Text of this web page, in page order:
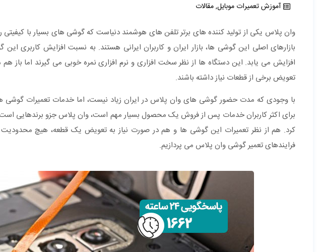
آموزش تعمیرات موبایل,مقالات
وان پلاس یکی از تولید کننده های برتر تلفن های هوشمند دنیاست که گوشی های بسیار با
بازارهای اصلی این گوشی ها، بازار ایران و کاربران ایرانی هستند. به نسبت افزایش کاربری
افزایش می یابد. این دستگاه ها از نظر سخت افزاری و نرم افزاری نمره خوبی می گیرند اما باز
تعویض برخی از قطعات نیاز داشته باشند.
با وجودی که مدت حضور گوشی های وان پلاس در ایران زیاد نیست، اما خدمات تعمیرات گوشی
برای اکثر کاربران خدمات پس از فروش یک محصول بسیار مهم است، وان پلاس جزو برندهایی
کرد. هم از نظر تعمیرات این گوشی ها و هم در صورت نیاز به تعویض یک قطعه، هیچ محدودیت
فرایندهای تعمیر گوشی وان پلاس می پردازیم.